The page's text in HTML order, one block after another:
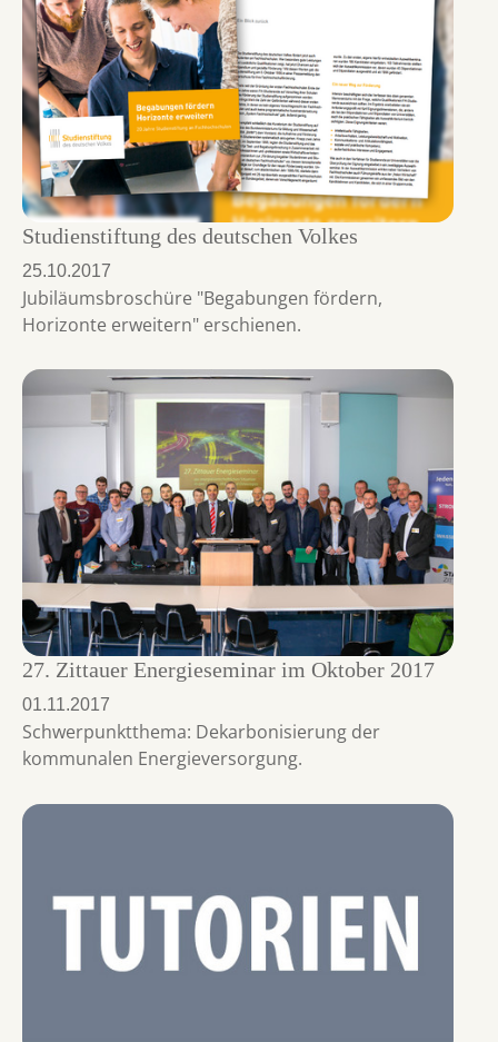
Studienstiftung des deutschen Volkes
25.10.2017
Jubiläumsbroschüre "Begabungen fördern,
Horizonte erweitern" erschienen.
27. Zittauer Energieseminar im Oktober 2017
01.11.2017
Schwerpunktthema: Dekarbonisierung der
kommunalen Energieversorgung.